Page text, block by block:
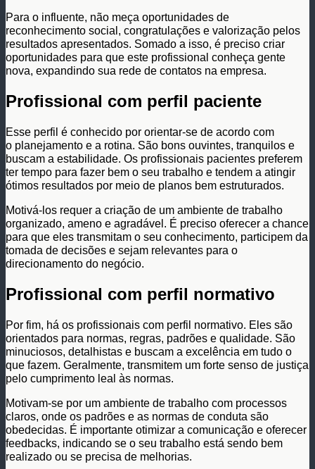
Para o influente, não meça oportunidades de
reconhecimento social, congratulações e valorização pelos
resultados apresentados. Somado a isso, é preciso criar
oportunidades para que este profissional conheça gente
nova, expandindo sua rede de contatos na empresa.
Profissional com perfil paciente
Esse perfil é conhecido por orientar-se de acordo com
o planejamento e a rotina. São bons ouvintes, tranquilos e
buscam a estabilidade. Os profissionais pacientes preferem
ter tempo para fazer bem o seu trabalho e tendem a atingir
ótimos resultados por meio de planos bem estruturados.
Motivá-los requer a criação de um ambiente de trabalho
organizado, ameno e agradável. É preciso oferecer a chance
para que eles transmitam o seu conhecimento, participem da
tomada de decisões e sejam relevantes para o
direcionamento do negócio.
Profissional com perfil normativo
Por fim, há os profissionais com perfil normativo. Eles são
orientados para normas, regras, padrões e qualidade. São
minuciosos, detalhistas e buscam a excelência em tudo o
que fazem. Geralmente, transmitem um forte senso de justiça
pelo cumprimento leal às normas.
Motivam-se por um ambiente de trabalho com processos
claros, onde os padrões e as normas de conduta são
obedecidas. É importante otimizar a comunicação e oferecer
feedbacks, indicando se o seu trabalho está sendo bem
realizado ou se precisa de melhorias.